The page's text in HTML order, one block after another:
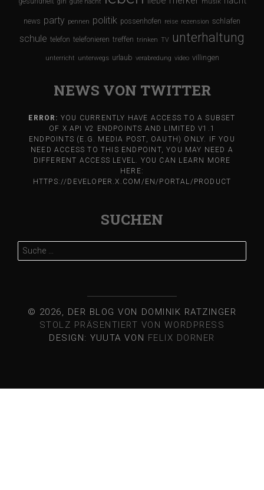
girl gute nacht musik
news party pennen politik possenhofen reise rezension schlafen
schule telefon telefonieren treffen trinken TV unterhaltung
unterricht unterwegs urlaub verabredung video villingen
NEWS VON TWITTER
ERROR: YOU CURRENTLY HAVE ACCESS TO A SUBSET
OF X API V2 ENDPOINTS AND LIMITED V1.1
ENDPOINTS (E.G. MEDIA POST, OAUTH) ONLY. IF YOU
NEED ACCESS TO THIS ENDPOINT, YOU MAY NEED A
DIFFERENT ACCESS LEVEL. YOU CAN LEARN MORE
HERE:
HTTPS://DEVELOPER.X.COM/EN/PORTAL/PRODUCT
SUCHEN
nach:
© 2026, DER BLOG VON DOMINIK RATZINGER
STOLZ PRÄSENTIERT VON WORDPRESS
DESIGN: YUUTA VON FELIX DORNER